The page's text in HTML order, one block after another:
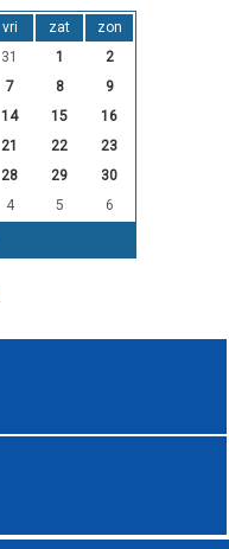
vri zat
zon
31 1
2
7 8
9
14 15
16
21 22
23
28 29
30
4 5 6